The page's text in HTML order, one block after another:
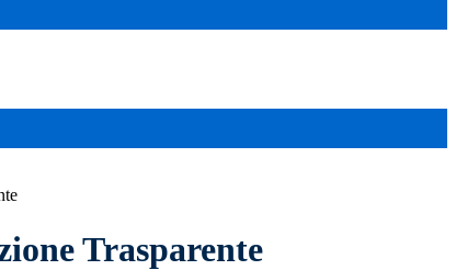
Trasparente